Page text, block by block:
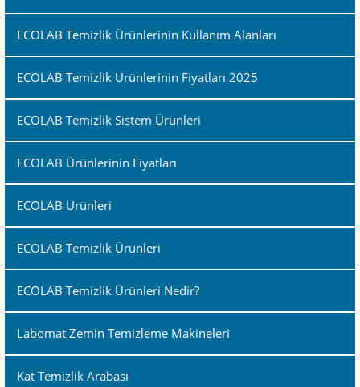
ECOLAB Temizlik Ürünlerinin Kullanım Alanları
ECOLAB Temizlik Ürünlerinin Fiyatları 2025
ECOLAB Temizlik Sistem Ürünleri
ECOLAB Ürünlerinin Fiyatları
ECOLAB Ürünleri
ECOLAB Temizlik Ürünleri
ECOLAB Temizlik Ürünleri Nedir?
Labomat Zemin Temizleme Makineleri
Kat Temizlik Arabası